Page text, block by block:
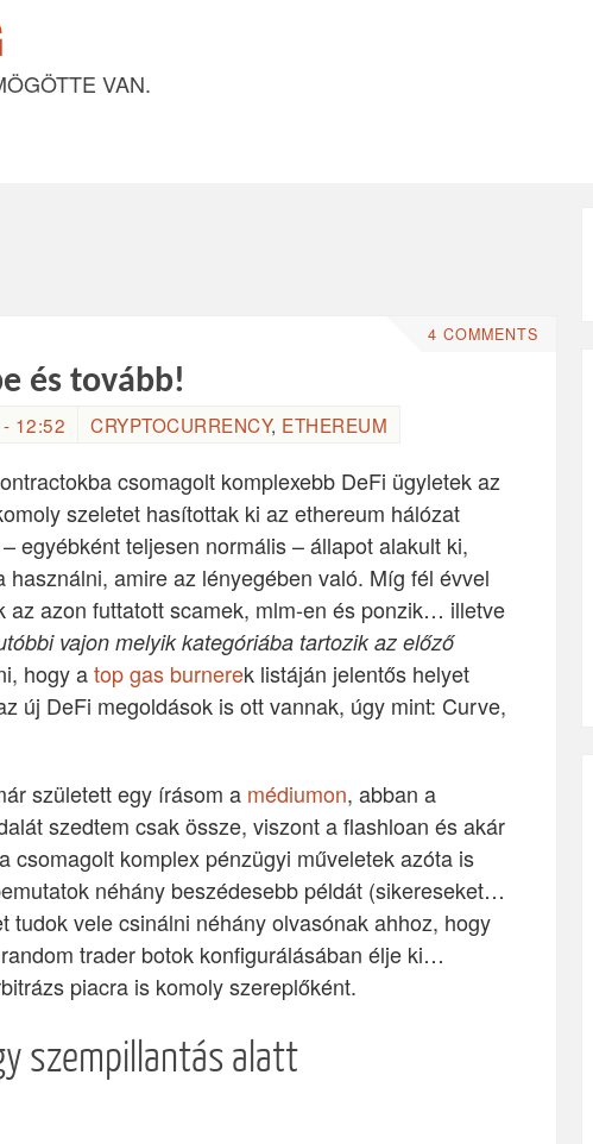
VAN.
4 COMMENTS
és tovább!
12:52 CRYPTOCURRENCY, ETHEREUM
csomagolt komplexebb DeFi ügyletek az
szeletet hasítottak ki az ethereum hálózat
egyébként teljesen normális – állapot alakult ki,
amire az lényegében való. Míg fél évvel
az azon futtatott scamek, mlm-en és ponzik… illetve
vajon melyik kategóriába tartozik az előző
hogy atop gas burnerek listáján jelentős helyet
új DeFi megoldások is ott vannak, úgy mint: Curve,
született egy írásom a médiumon, abban a
szedtem csak össze, viszont a flashloan és akár
csomagolt komplex pénzügyi műveletek azóta is
néhány beszédesebb példát (sikereseket…
tudok vele csinálni néhány olvasónak ahhoz, hogy
trader botok konfigurálásában élje ki…
piacra is komoly szereplőként.
szempillantás alatt